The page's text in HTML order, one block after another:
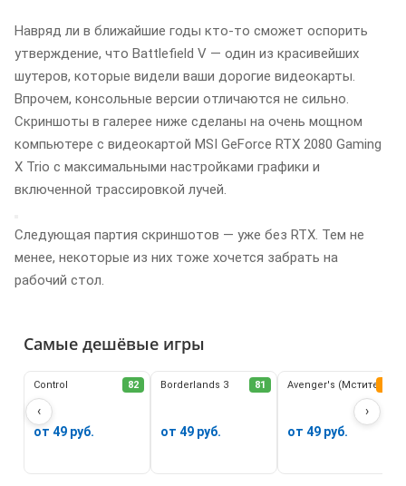
Навряд ли в ближайшие годы кто-то сможет оспорить
утверждение, что Battlefield V — один из красивейших
шутеров, которые видели ваши дорогие видеокарты.
Впрочем, консольные версии отличаются не сильно.
Скриншоты в галерее ниже сделаны на очень мощном
компьютере с видеокартой MSI GeForce RTX 2080 Gaming
X Trio c максимальными настройками графики и
включенной трассировкой лучей.
Следующая партия скриншотов — уже без RTX. Тем не
менее, некоторые из них тоже хочется забрать на
рабочий стол.
Самые дешёвые игры
‹ ›
82
Control
от 49 руб.
81
Borderlands 3
от 49 руб.
Avenger's (Мстители)
от 49 руб.